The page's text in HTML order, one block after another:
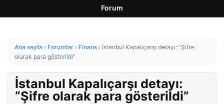
Forum
Ana sayfa › Forumlar › Finans › İstanbul Kapalıçarşı detayı: “Şifre
olarak para gösterildi”
İstanbul Kapalıçarşı detayı:
“Şifre olarak para gösterildi”